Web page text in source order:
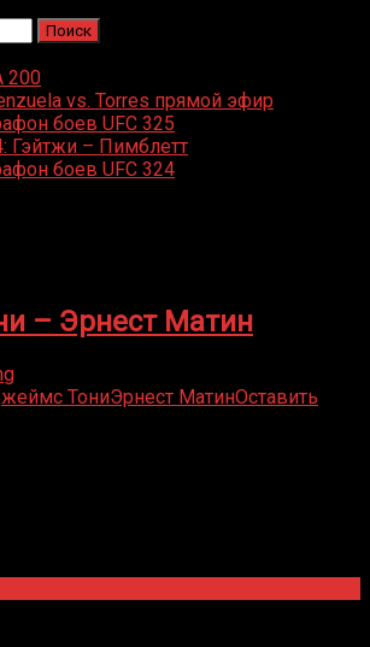
200
vs. Torres прямой эфир
боев UFC 325
Гэйтжи – Пимблетт
боев UFC 324
– Эрнест Матин
ТониЭрнест МатинОставить